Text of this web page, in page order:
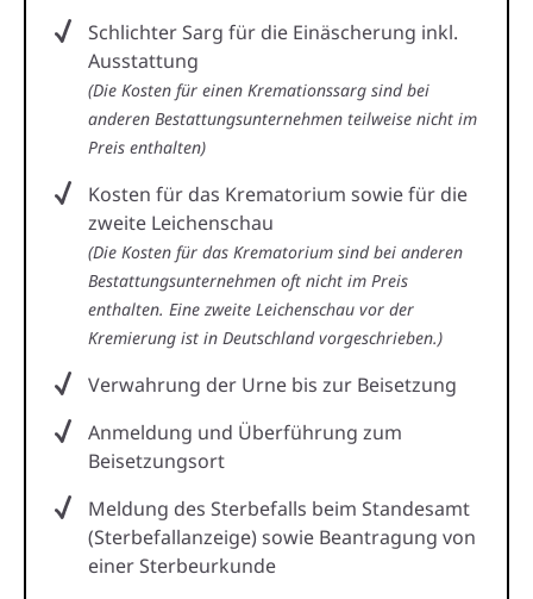
Schlichter Sarg für die Einäscherung inkl.
Ausstattung
(Die Kosten für einen Kremationssarg sind bei
anderen Bestattungsunternehmen teilweise nicht im
Preis enthalten)
Kosten für das Krematorium sowie für die
zweite Leichenschau
(Die Kosten für das Krematorium sind bei anderen
Bestattungsunternehmen oft nicht im Preis
enthalten. Eine zweite Leichenschau vor der
Kremierung ist in Deutschland vorgeschrieben.)
Verwahrung der Urne bis zur Beisetzung
Anmeldung und Überführung zum
Beisetzungsort
Meldung des Sterbefalls beim Standesamt
(Sterbefallanzeige) sowie Beantragung von
einer Sterbeurkunde